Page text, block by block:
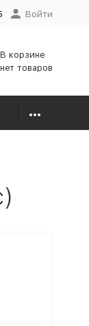
Войти
В корзине
нет товаров